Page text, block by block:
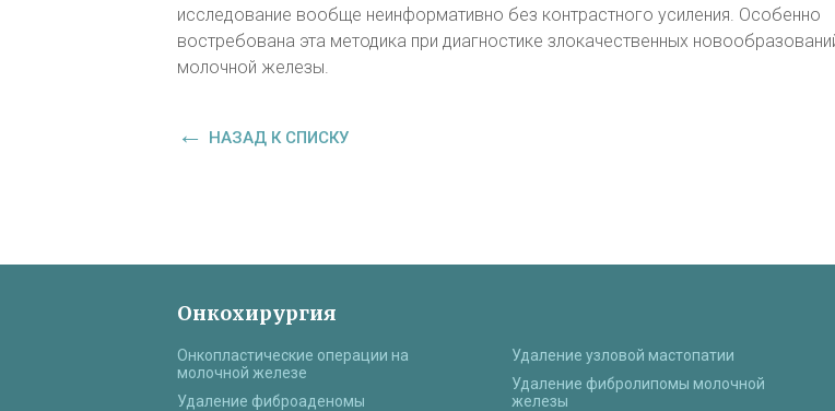
исследование вообще неинформативно без контрастного усиления. Особенно
востребована эта методика при диагностике злокачественных
молочной железы.
НАЗАД К СПИСКУ
Онкохирургия
Онкопластические операции на
молочной железе
Удаление фиброаденомы
Удаление узловой мастопатии
Удаление фибролипомы молочной
железы